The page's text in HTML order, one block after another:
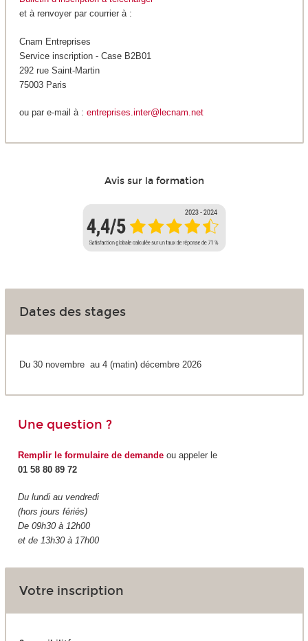
et à renvoyer par courrier à :
Cnam Entreprises
Service inscription - Case B2B01
292 rue Saint-Martin
75003 Paris
ou par e-mail à : entreprises.inter@lecnam.net
Avis sur la formation
Dates des stages
Du 30 novembre au 4 (matin) décembre 2026
Une question ?
Remplir le formulaire de demandeou appeler le
01 58 80 89 72
Du lundi au vendredi
(hors jours fériés)
De 09h30 à 12h00
et de 13h30 à 17h00
Votre inscription